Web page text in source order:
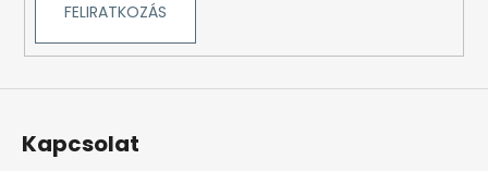
FELIRATKOZÁS
Kapcsolat